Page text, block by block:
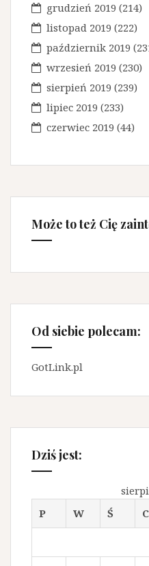
grudzień 2019 (214)
listopad 2019 (222)
październik 2019
wrzesień 2019 (230)
sierpień 2019 (239)
lipiec 2019 (233)
czerwiec 2019 (44)
Może to też Cię
Od siebie polecam:
GotLink.pl
Dziś jest:
P
W Ś C